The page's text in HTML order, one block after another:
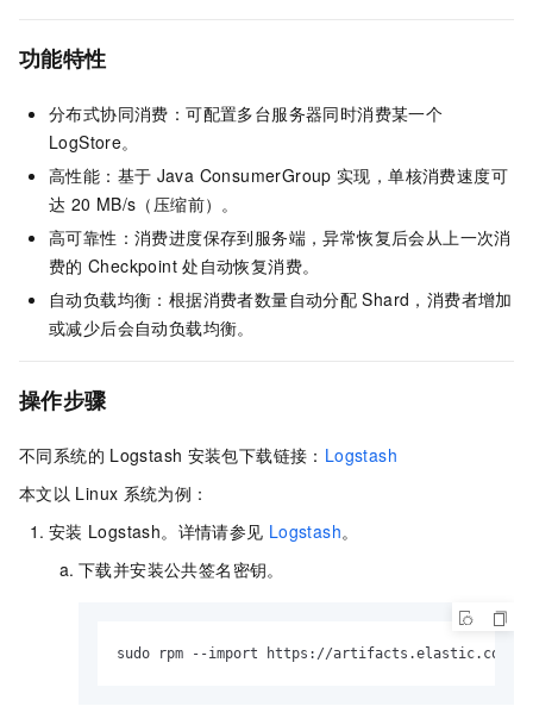
功能特性
分布式协同消费：可配置多台服务器同时消费某一个
LogStore。
高性能：基于 Java ConsumerGroup 实现，单核消费速度可
达 20 MB/s（压缩前）。
高可靠性：消费进度保存到服务端，异常恢复后会从上一次消
费的 Checkpoint 处自动恢复消费。
自动负载均衡：根据消费者数量自动分配 Shard，消费者增加
或减少后会自动负载均衡。
操作步骤
不同系统的 Logstash 安装包下载链接： Logstash
本文以 Linux 系统为例：
安装 Logstash。详情请参见 Logstash。
下载并安装公共签名密钥。
sudo rpm --import https://artifacts.elastic.co/